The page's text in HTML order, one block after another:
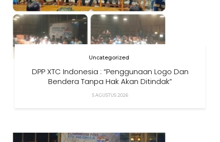
Uncategorized
DPP XTC Indonesia : “Penggunaan Logo Dan
Bendera Tanpa Hak Akan Ditindak”
5 AGUSTUS 2026